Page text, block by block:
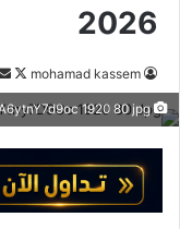
2026
mohamad kassem
ت
ب
ع
ع
ل
gBcyUtudf7mA6ytnY7d9oc 1920 80 jpg